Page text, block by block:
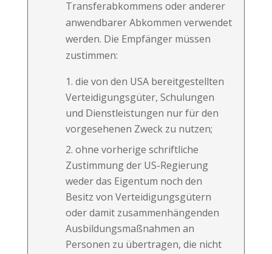
Transferabkommens oder anderer
anwendbarer Abkommen verwendet
werden. Die Empfänger müssen
zustimmen:
die von den USA bereitgestellten
Verteidigungsgüter, Schulungen
und Dienstleistungen nur für den
vorgesehenen Zweck zu nutzen;
ohne vorherige schriftliche
Zustimmung der US-Regierung
weder das Eigentum noch den
Besitz von Verteidigungsgütern
oder damit zusammenhängenden
Ausbildungsmaßnahmen an
Personen zu übertragen, die nicht